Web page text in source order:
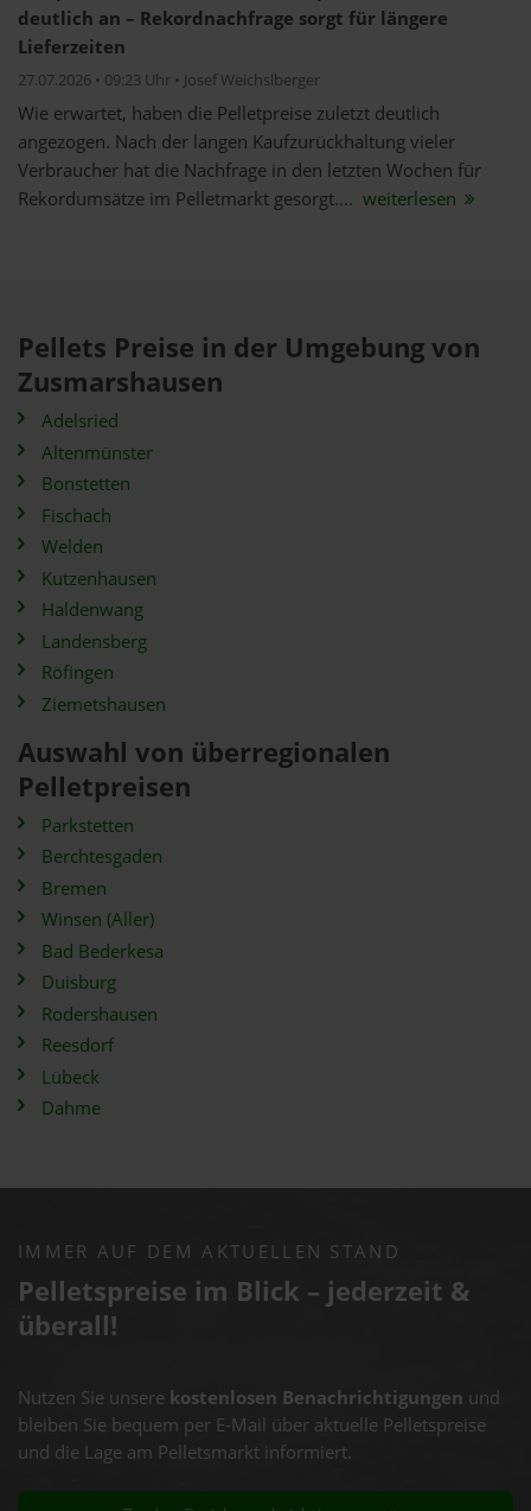
deutlich an – Rekordnachfrage sorgt für längere
Lieferzeiten
27.07.2026 • 09:23 Uhr • Josef Weichslberger
Wie erwartet, haben die Pelletpreise zuletzt deutlich
angezogen. Nach der langen Kaufzurückhaltung vieler
Verbraucher hat die Nachfrage in den letzten Wochen für
Rekordumsätze im Pelletmarkt gesorgt.... weiterlesen
Pellets Preise in der Umgebung von
Zusmarshausen
Adelsried
Altenmünster
Bonstetten
Fischach
Welden
Kutzenhausen
Haldenwang
Landensberg
Röfingen
Ziemetshausen
Auswahl von überregionalen
Pelletpreisen
Parkstetten
Berchtesgaden
Bremen
Winsen (Aller)
Bad Bederkesa
Duisburg
Rodershausen
Reesdorf
Lübeck
Dahme
IMMER AUF DEM AKTUELLEN STAND
Pelletspreise im Blick – jederzeit &
überall!
Nutzen Sie unsere kostenlosen Benachrichtigungen und
bleiben Sie bequem per E-Mail über aktuelle Pelletspreise
und die Lage am Pelletsmarkt informiert.